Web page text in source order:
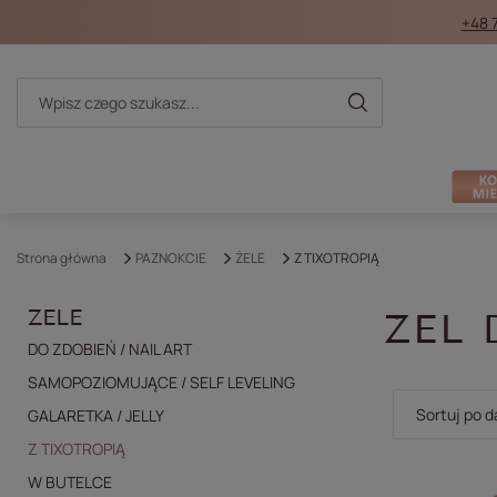
+48
Strona główna PAZNOKCIE ŻELE Z TIXOTROPIĄ
ŻELE
DO ZDOBIEŃ / NAIL ART
SAMOPOZIOMUJĄCE / SELF LEVELING
GALARETKA / JELLY
Z TIXOTROPIĄ
W BUTELCE
ŻEL
Zmień
Sortuj po